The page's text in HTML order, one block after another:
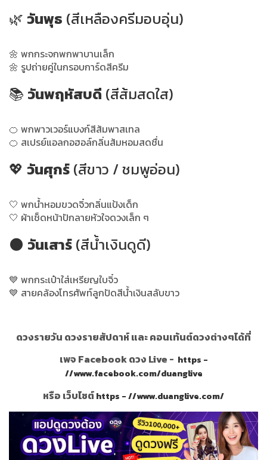
🌿 วันพุธ (สีเหลืองครีมอบอุ่น)
🌼 พกกระจกพกพาบานเล็ก
🌼 รูปถ่ายคู่ในกรอบการ์ดสีครีม
📚 วันพฤหัสบดี (สีส้มสดใส)
🍊 พกพาวเวอร์แบงก์สีส้มพาสเทล
🍊 สเปรย์แอลกอฮอล์กลิ่นส้มหอมสดชื่น
💖 วันศุกร์ (สีขาว / ชมพูอ่อน)
🤍 พกน้ำหอมขวดจิ๋วกลิ่นแป้งเด็ก
🤍 ผ้าเช็ดหน้าปักลายหัวใจดวงเล็ก ๆ
🌑 วันเสาร์ (สีน้ำเงินดูดี)
💙 พกกระเป๋าใส่เหรียญใบจิ๋ว
💙 สายคล้องโทรศัพท์ลูกปัดสีน้ำเงินสลับขาว
ดวงรายวัน ดวงรายสัปดาห์ และ คอนเท้นต์ดวงต่างๆได้ที่
เพจ Facebook ดวง Live - https -
//www.facebook.com/duanglive
หรือ เว็บไซต์https - //www.duanglive.com/